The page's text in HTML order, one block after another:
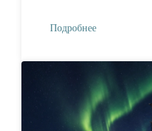
Подробнее